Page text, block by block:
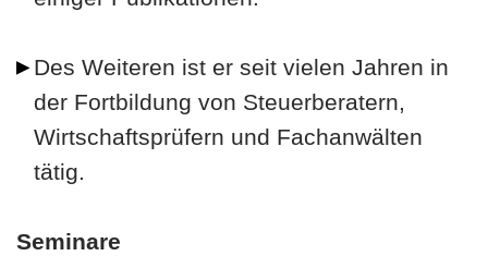
Des Weiteren ist er seit vielen Jahren in
der Fortbildung von Steuerberatern,
Wirtschaftsprüfern und Fachanwälten
tätig.
Seminare